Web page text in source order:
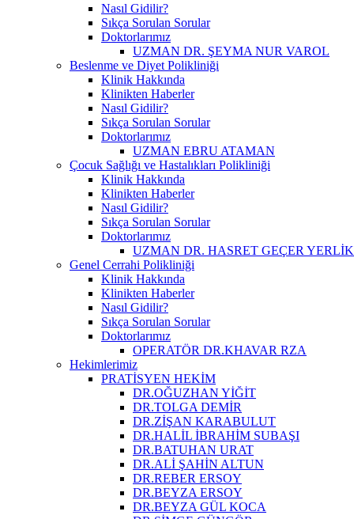
Nasıl Gidilir?
Sıkça Sorulan Sorular
Doktorlarımız
UZMAN DR. ŞEYMA NUR VAROL
Beslenme ve Diyet Polikliniği
Klinik Hakkında
Klinikten Haberler
Nasıl Gidilir?
Sıkça Sorulan Sorular
Doktorlarımız
UZMAN EBRU ATAMAN
Çocuk Sağlığı ve Hastalıkları Polikliniği
Klinik Hakkında
Klinikten Haberler
Nasıl Gidilir?
Sıkça Sorulan Sorular
Doktorlarımız
UZMAN DR. HASRET GEÇER
Genel Cerrahi Polikliniği
Klinik Hakkında
Klinikten Haberler
Nasıl Gidilir?
Sıkça Sorulan Sorular
Doktorlarımız
OPERATÖR DR.KHAVAR RZA
Hekimlerimiz
PRATİSYEN HEKİM
DR.OĞUZHAN YİĞİT
DR.TOLGA DEMİR
DR.ZİŞAN KARABULUT
DR.HALİL İBRAHİM SUBAŞI
DR.BATUHAN URAT
DR.ALİ ŞAHİN ALTUN
DR.REBER ERSOY
DR.BEYZA ERSOY
DR.BEYZA GÜL KOCA